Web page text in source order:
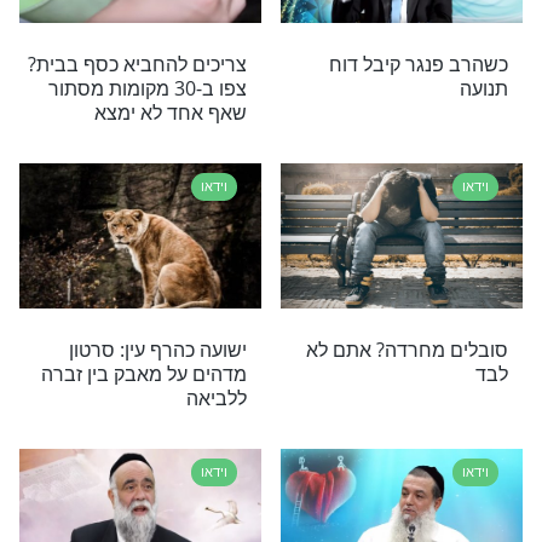
כך תתקנו
מתקלף
מחזק: המשפט היחיד שהפך
את ליבו של השוטר